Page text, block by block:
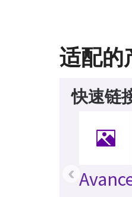
适配的
快速链
‹